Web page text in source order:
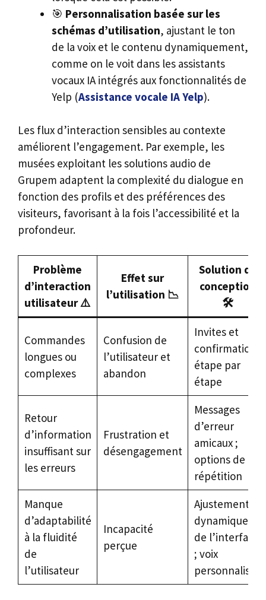
🎯 Personnalisation basée sur les
schémas d’utilisation, ajustant le ton
de la voix et le contenu dynamiquement,
comme on le voit dans les assistants
vocaux IA intégrés aux fonctionnalités de
Yelp (Assistance vocale IA Yelp).
Les flux d’interaction sensibles au contexte
améliorent l’engagement. Par exemple, les
musées exploitant les solutions audio de
Grupem adaptent la complexité du dialogue en
fonction des profils et des préférences des
visiteurs, favorisant à la fois l’accessibilité et la
profondeur.
Problème
d’interaction
utilisateur ⚠️
Effet sur
l’utilisation 📉
Solution de
conception
🛠️
Commandes
longues ou
complexes
Confusion de
l’utilisateur et
abandon
Invites et
confirmations
étape par
étape
Retour
d’information
insuffisant sur
les erreurs
Frustration et
désengagement
Messages
d’erreur
amicaux ;
options de
répétition
Manque
d’adaptabilité
à la fluidité
de
l’utilisateur
Incapacité
perçue
Ajustements
dynamiques
de l’interface
; voix
personnalisée